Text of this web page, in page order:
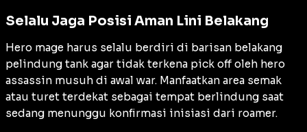
Selalu Jaga Posisi Aman Lini Belakang
Hero mage harus selalu berdiri di barisan belakang
pelindung tank agar tidak terkena pick off oleh hero
assassin musuh di awal war. Manfaatkan area semak
atau turet terdekat sebagai tempat berlindung saat
sedang menunggu konfirmasi inisiasi dari roamer.